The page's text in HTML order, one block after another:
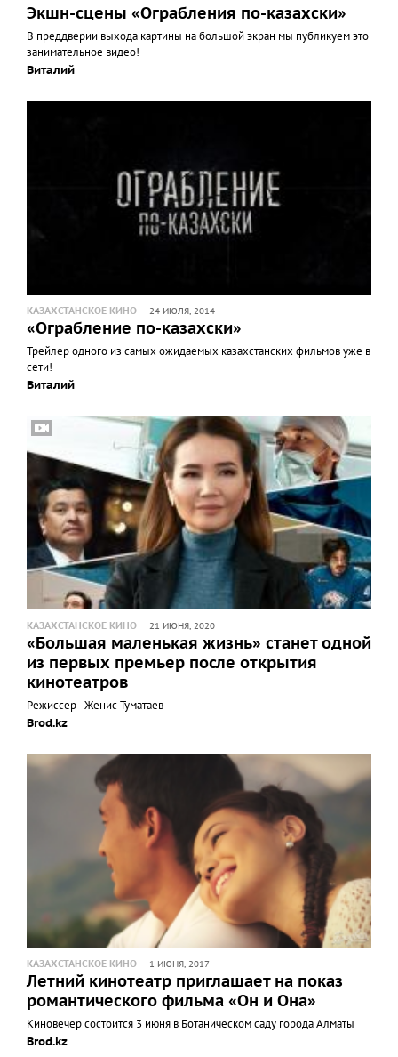
Экшн-сцены «Ограбления по-казахски»
В преддверии выхода картины на большой экран мы публикуем это
занимательное видео!
Виталий
КАЗАХСТАНСКОЕ КИНО 24 ИЮЛЯ, 2014
«Ограбление по-казахски»
Трейлер одного из самых ожидаемых казахстанских фильмов уже в
сети!
Виталий
КАЗАХСТАНСКОЕ КИНО 21 ИЮНЯ, 2020
«Большая маленькая жизнь» станет одной
из первых премьер после открытия
кинотеатров
Режиссер - Женис Туматаев
Brod.kz
КАЗАХСТАНСКОЕ КИНО 1 ИЮНЯ, 2017
Летний кинотеатр приглашает на показ
романтического фильма «Он и Она»
Киновечер состоится 3 июня в Ботаническом саду города Алматы
Brod.kz